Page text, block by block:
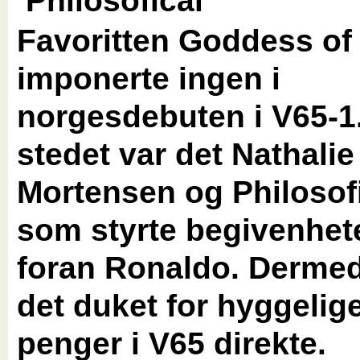
Favoritten Goddess
imponerte ingen i
norgesdebuten i V65-
stedet var det Nathalie
Mortensen og
som styrte
foran Ronaldo.
det duket for
penger i V65 direkte.